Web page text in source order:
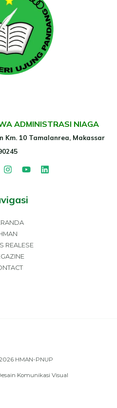
ADMINISTRASI NIAGA
Km. 10 Tamalanrea, Makassar
REALESE
HMAN-PNUP
Komunikasi Visual